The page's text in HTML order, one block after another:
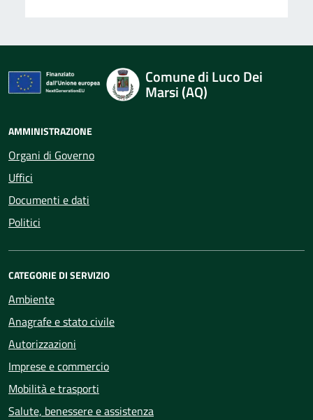
Comune di Luco Dei
Marsi (AQ)
AMMINISTRAZIONE
Organi di Governo
Uffici
Documenti e dati
Politici
CATEGORIE DI SERVIZIO
Ambiente
Anagrafe e stato civile
Autorizzazioni
Imprese e commercio
Mobilità e trasporti
Salute, benessere e assistenza